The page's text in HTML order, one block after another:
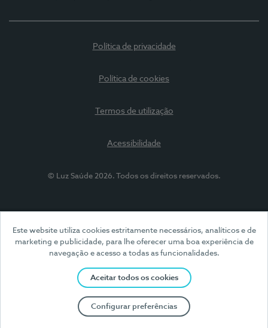
Este website utiliza cookies estritamente necessários, analíticos e de
marketing e publicidade, para lhe oferecer uma boa experiência de
navegação e acesso a todas as funcionalidades.
Aceitar todos os cookies
Configurar preferências
Política de privacidade
Política de cookies
Termos de utilização
Acessibilidade
© Luz Saúde 2026. Todos os direitos reservados.